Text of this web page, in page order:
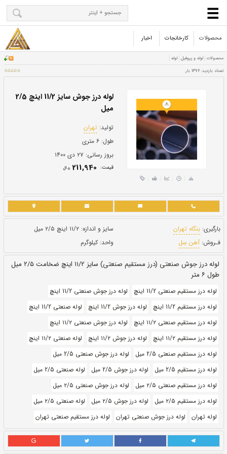
محصولات کارخانجات اخبار
میل
تولید:تهران
طول:
بروز رسانی: ۲۷ دی ۱۴۰۰
سایز و اندازه: ۱۱/۲ اینچ ۲/۵ میل
واحد:کیلوگرم
لوله درز جوش صنعتی (درز مستقیم صنعتی) سایز ۱۱/۲ اینچ ضخامت ۲/۵ میل